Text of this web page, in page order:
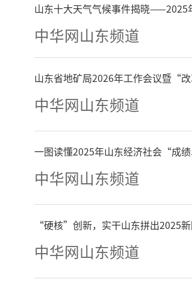
由文化和旅
化传媒集团共
山”美丽中国系
生活动。本次活
根人民，以丹
重的传统文化
兴，百姓之富
地的历史性变
山东十大天气气候事件揭晓——2025
中华网山东频道
山东省地矿局2026年工作会议暨“
中华网山东频道
一图读懂2025年山东经济社会“成绩
中华网山东频道
“硬核”创新，实干山东拼出2025
中华网山东频道